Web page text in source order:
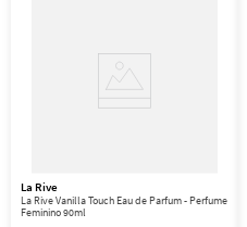
La Rive
La Rive Vanilla Touch Eau de Parfum - Perfume
Feminino 90ml